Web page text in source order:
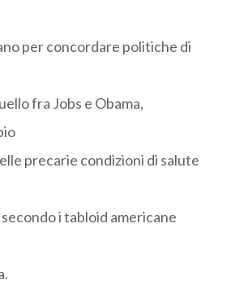
per concordare politiche di
fra Jobs e Obama,
precarie condizioni di salute
i tabloid americane